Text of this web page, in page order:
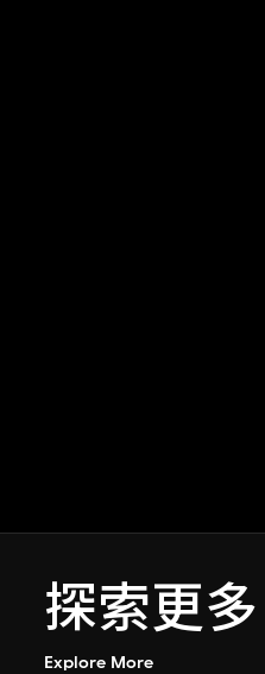
探索更多
Explore More